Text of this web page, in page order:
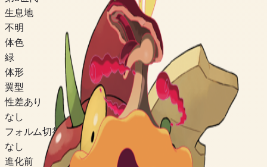
生息地
不明
体色
緑
体形
翼型
性差あり
なし
フォルム切替
なし
進化前